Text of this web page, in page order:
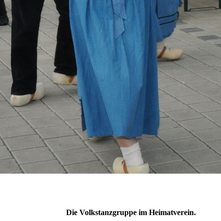
Die Volkstanzgruppe im Heimatverein.